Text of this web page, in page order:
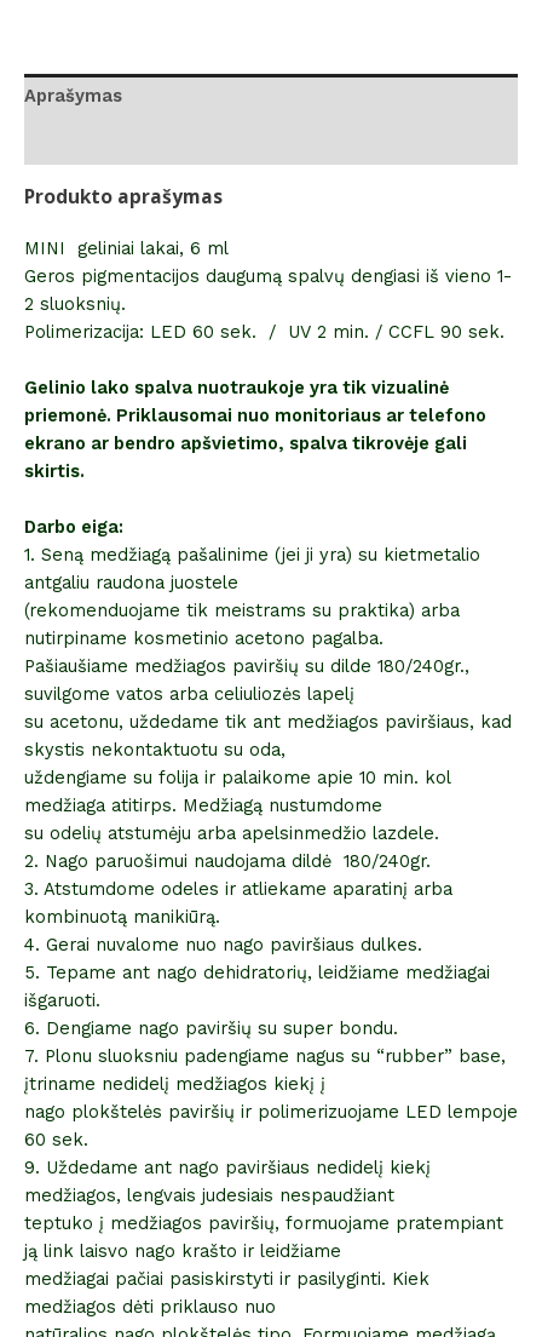
Aprašymas
Produkto aprašymas
MINI geliniai lakai, 6 ml
Geros pigmentacijos daugumą spalvų dengiasi iš vieno 1-
2 sluoksnių.
Polimerizacija: LED 60 sek. / UV 2 min. / CCFL 90 sek.
Gelinio lako spalva nuotraukoje yra tik vizualinė
priemonė. Priklausomai nuo monitoriaus ar telefono
ekrano ar bendro apšvietimo, spalva tikrovėje gali
skirtis.
Darbo eiga:
1. Seną medžiagą pašalinime (jei ji yra) su kietmetalio
antgaliu raudona juostele
(rekomenduojame tik meistrams su praktika) arba
nutirpiname kosmetinio acetono pagalba.
Pašiaušiame medžiagos paviršių su dilde 180/240gr.,
suvilgome vatos arba celiuliozės lapelį
su acetonu, uždedame tik ant medžiagos paviršiaus, kad
skystis nekontaktuotu su oda,
uždengiame su folija ir palaikome apie 10 min. kol
medžiaga atitirps. Medžiagą nustumdome
su odelių atstumėju arba apelsinmedžio lazdele.
2. Nago paruošimui naudojama dildė 180/240gr.
3. Atstumdome odeles ir atliekame aparatinį arba
kombinuotą manikiūrą.
4. Gerai nuvalome nuo nago paviršiaus dulkes.
5. Tepame ant nago dehidratorių, leidžiame medžiagai
išgaruoti.
6. Dengiame nago paviršių su super bondu.
7. Plonu sluoksniu padengiame nagus su “rubber” base,
įtriname nedidelį medžiagos kiekį į
nago plokštelės paviršių ir polimerizuojame LED lempoje
60 sek.
9. Uždedame ant nago paviršiaus nedidelį kiekį
medžiagos, lengvais judesiais nespaudžiant
teptuko į medžiagos paviršių, formuojame pratempiant
ją link laisvo nago krašto ir leidžiame
medžiagai pačiai pasiskirstyti ir pasilyginti. Kiek
medžiagos dėti priklauso nuo